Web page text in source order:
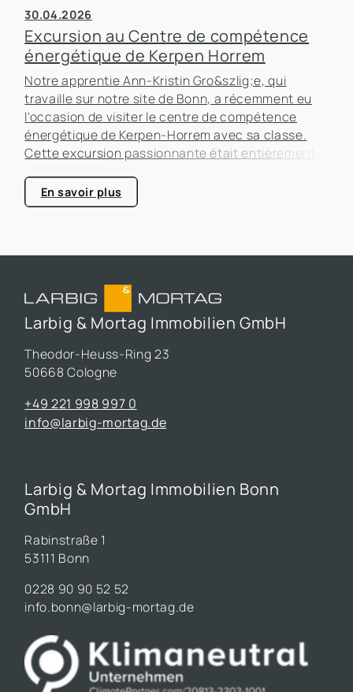
30.04.2026
Excursion au Centre de compétence
énergétique de Kerpen Horrem
Notre apprentie Ann-Kristin Gro&szlig;e, qui
travaille sur notre site de Bonn, a récemment eu
l'occasion de visiter le centre de compétence
énergétique de Kerpen-Horrem avec sa classe.
Cette excursion passionnante était entièrement
bâtiments, un sujet qui prend de plus en plus
d'importance dans le secteur immobilier.
En savoir plus
Larbig & Mortag Immobilien GmbH
Theodor-Heuss-Ring 23
50668 Cologne
+49 221 998 997 0
info@larbig-mortag.de
Larbig & Mortag Immobilien Bonn
GmbH
Rabinstraße 1
53111 Bonn
0228 90 90 52 52
info.bonn@larbig-mortag.de